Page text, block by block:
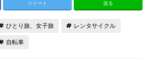
ツイート 送る
ひとり旅、女子旅 レンタサイクル
自転車